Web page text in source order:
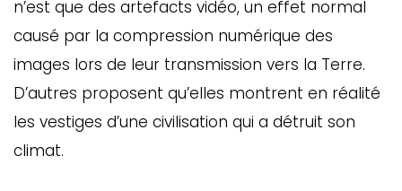
n’est que des artefacts vidéo, un effet normal
causé par la compression numérique des
images lors de leur transmission vers la Terre.
D’autres proposent qu’elles montrent en réalité
les vestiges d’une civilisation qui a détruit son
climat.